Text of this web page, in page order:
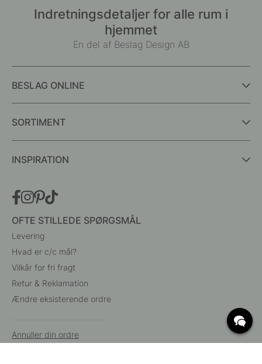
Indretningsdetaljer for alle rum i
hjemmet
En del af Beslag Design AB
BESLAG ONLINE
SORTIMENT
INSPIRATION
OFTE STILLEDE SPØRGSMÅL
Levering
Hvad er c/c mål?
Vilkår for fri fragt
Retur & Reklamation
Ændre eksisterende ordre
Annuller din ordre